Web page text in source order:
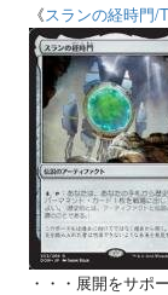
《スランの経時門/
・・・展開をサポ